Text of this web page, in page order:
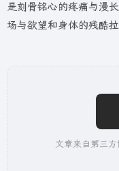
是刻骨铭心的疼痛与漫
场与欲望和身体的残酷拉
文章来自第三